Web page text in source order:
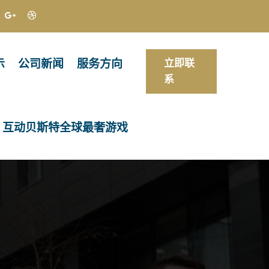
公司新闻 服务方向
互动贝斯特全球最奢游戏
立即联
系